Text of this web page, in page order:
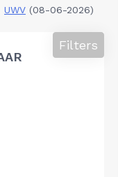
UWV (08-06-2026)
Filters